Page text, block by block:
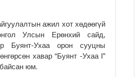
ажил хот хөдөөгүй
Улсын Ерөнхий сайд,
Буянт-Ухаа орон сууцны
хавар “Буянт -Ухаа I”
юм.